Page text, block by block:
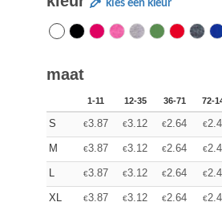
kies een kleur
maat
1-11 12-35 36-71 72-
S €3.87 €3.12 €2.64 €
M €3.87 €3.12 €2.64 €
L €3.87 €3.12 €2.64 €
XL €3.87 €3.12 €2.64 €